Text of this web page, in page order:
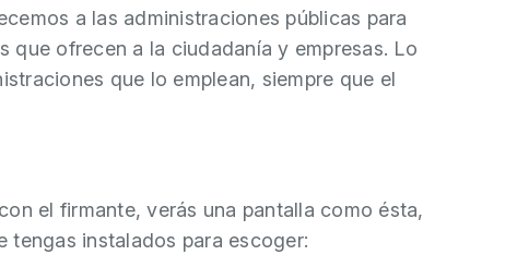
a las administraciones públicas para
que ofrecen a la ciudadanía y empresas. Lo
que lo emplean, siempre que el
el firmante, verás una pantalla como ésta,
instalados para escoger: